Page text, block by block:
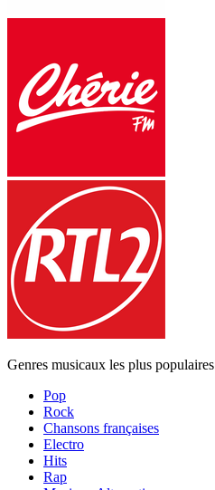
Genres musicaux les plus populaires
Pop
Rock
Chansons françaises
Electro
Hits
Rap